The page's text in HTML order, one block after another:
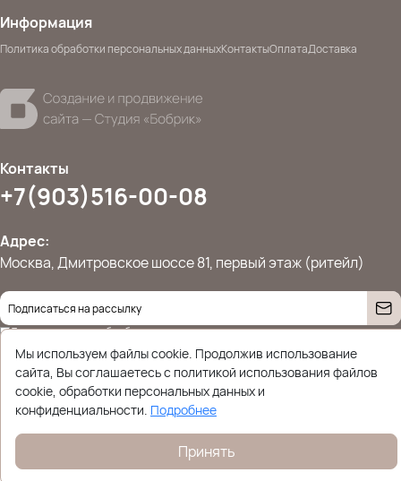
Информация
Политика обработки персональных данныхКонтактыОплатаДоставка
Контакты
+7(903)516-00-08
Адрес:
Москва, Дмитровское шоссе 81, первый этаж (ритейл)
Даю согласие наобработку персональных данных
© 2026 Ettoplus.ru — Все права защищены.
Политика конфиденциальности
Мы используем файлы cookie. Продолжив использование
сайта, Вы соглашаетесь с политикой использования файлов
cookie, обработки персональных данных и
конфиденциальности. Подробнее
Принять